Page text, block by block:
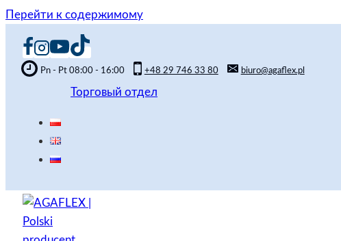
Перейти к содержимому
Pn - Pt 08:00 - 16:00 +48 29 746 33 80 biuro@agaflex.pl
Торговый отдел